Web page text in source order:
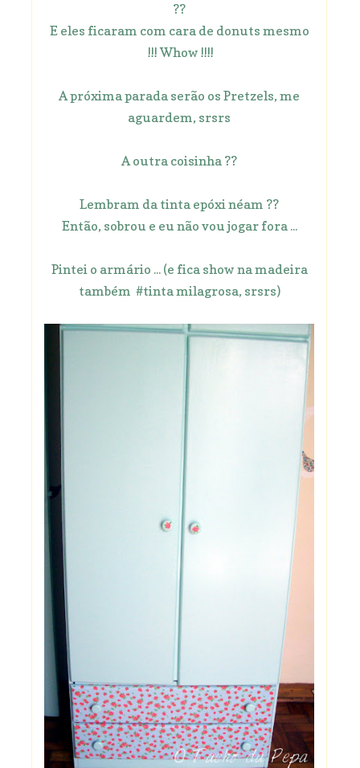
??
E eles ficaram com cara de donuts mesmo
!!! Whow !!!!
A próxima parada serão os Pretzels, me
aguardem, srsrs
A outra coisinha ??
Lembram da tinta epóxi néam ??
Então, sobrou e eu não vou jogar fora ...
Pintei o armário ... (e fica show na madeira
também #tinta milagrosa, srsrs)